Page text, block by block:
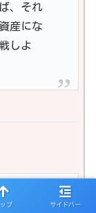
、それ
産にな
しよ
で落ち込
ップ サイドバー